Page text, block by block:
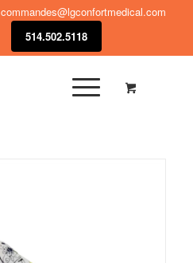
commandes@lgconfortmedical.com
514.502.5118